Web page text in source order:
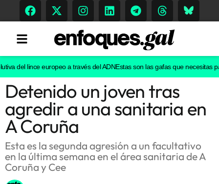
Tendencias
Memoria Histórica
Gastronomía
Escenarios
del lince europeo a través del ADNEstas son las gafas que necesitas
Detenido un joven tras
agredir a una sanitaria en
A Coruña
Esta es la segunda agresión a un facultativo
en la última semana en el área sanitaria de A
Coruña y Cee